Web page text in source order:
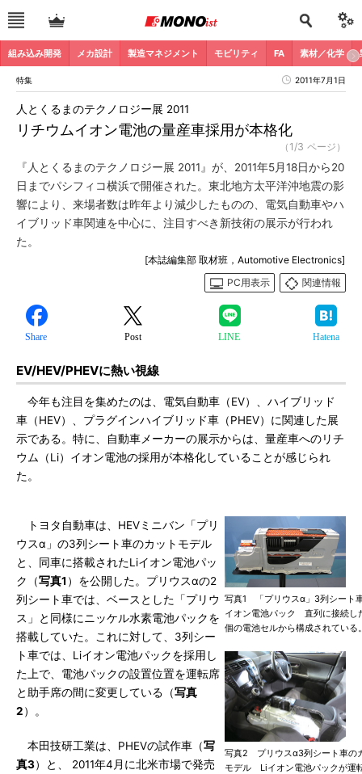
組み込み開発 メカ設計 製造マネジメント モビリティ FA 素材／化学
特集 2011年7月1日
リチウムイオン電池の量産車採用が本格化
人とくるまのテクノロジー展 2011
（1/3 ページ）
『人とくるまのテクノロジー展 2011』が、2011年5月18日から20
日までパシフィコ横浜で開催された。東北地方太平洋沖地震の影
響により、来場者数は昨年より減少したものの、電気自動車やハ
イブリッド車関連を中心に、注目すべき新技術の展示が行われ
た。
[本誌編集部 取材班，Automotive Electronics]
PC用表示
関連情報
Share Post LINE Hatena
EV/HEV/PHEVに熱い視線
今年も注目を集めたのは、電気自動車（EV）、ハイブリッド
車（HEV）、プラグインハイブリッド車（PHEV）に関連した展
示である。特に、自動車メーカーの展示からは、量産車へのリチ
ウム（Li）イオン電池の採用が本格化していることが感じられ
た。
写真1 「プリウスα」3列シート
イオン電池パック 直列に接続し
個の電池セルから構成されている
写真2 プリウスα3列シート車の
モデル Liイオン電池パックが運
トヨタ自動車は、HEVミニバン「プリ
ウスα」の3列シート車のカットモデル
と、同車に搭載されたLiイオン電池パッ
ク（写真1 ）を公開した。プリウスαの2
列シート車では、ベースとした「プリウ
ス」と同様にニッケル水素電池パックを
搭載していた。これに対して、3列シー
ト車では、Liイオン電池パックを採用し
た上で、電池パックの設置位置を運転席
と助手席の間に変更している（写真
2）。
本田技研工業は、PHEVの試作車（写
真3）と、 2011年4月に北米市場で発売